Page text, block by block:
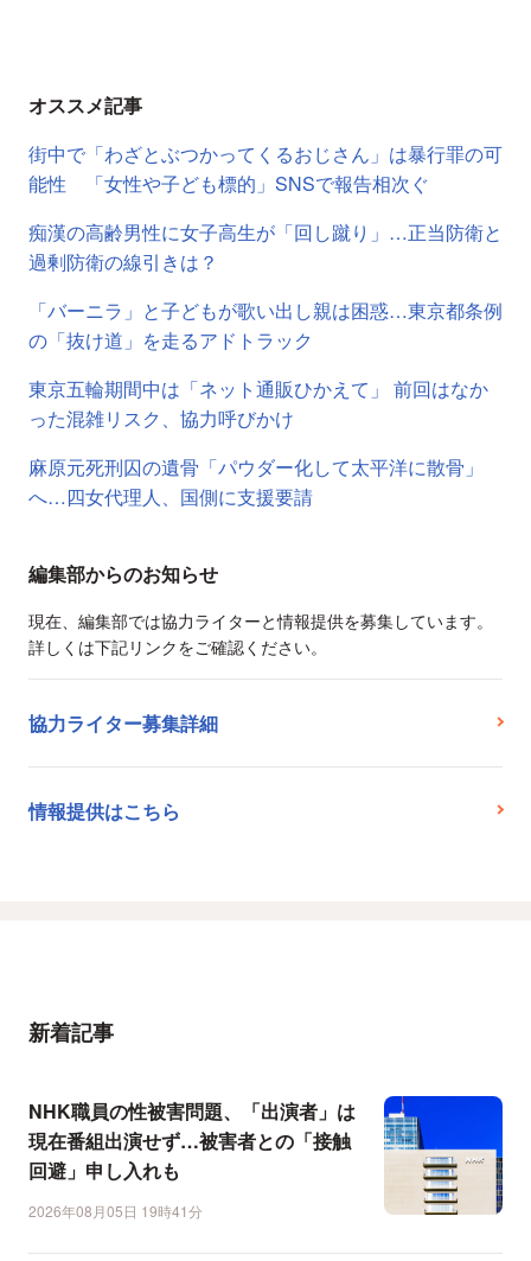
オススメ記事
街中で「わざとぶつかってくるおじさん」は暴行罪の可
能性 「女性や子ども標的」SNSで報告相次ぐ
痴漢の高齢男性に女子高生が「回し蹴り」…正当防衛と
過剰防衛の線引きは？
「バーニラ」と子どもが歌い出し親は困惑…東京都条例
の「抜け道」を走るアドトラック
東京五輪期間中は「ネット通販ひかえて」 前回はなか
った混雑リスク、協力呼びかけ
麻原元死刑囚の遺骨「パウダー化して太平洋に散骨」
へ…四女代理人、国側に支援要請
編集部からのお知らせ
現在、編集部では協力ライターと情報提供を募集しています。
詳しくは下記リンクをご確認ください。
協力ライター募集詳細
情報提供はこちら
新着記事
NHK職員の性被害問題、「出演者」は
現在番組出演せず…被害者との「接触
回避」申し入れも
2026年08月05日 19時41分